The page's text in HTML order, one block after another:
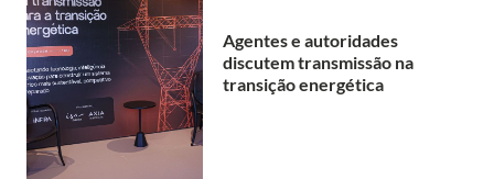
Agentes e autoridades
discutem transmissão na
transição energética